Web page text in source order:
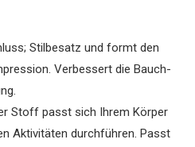
Stilbesatz und formt den
Verbessert die Bauch-
Stoff passt sich Ihrem Körper
Aktivitäten durchführen. Passt